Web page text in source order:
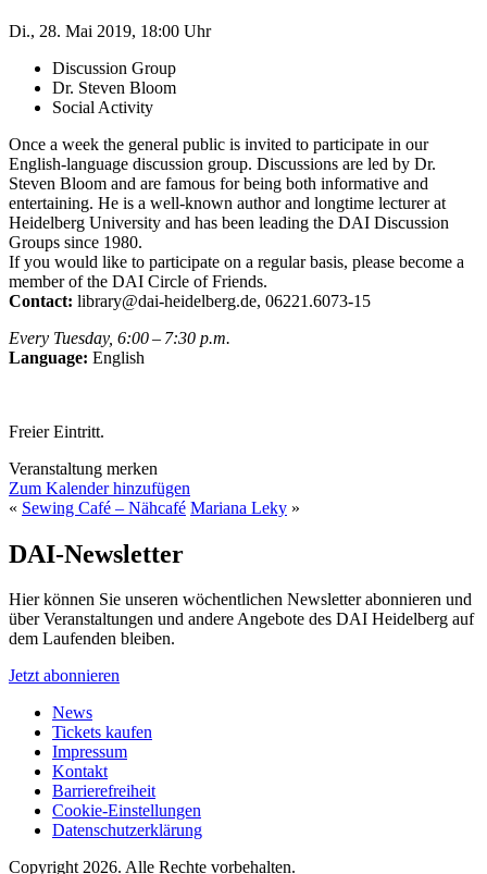
Di., 28. Mai 2019, 18:00 Uhr
Discussion Group
Dr. Steven Bloom
Social Activity
Once a week the general public is invited to participate in our
English-language discussion group. Discussions are led by Dr.
Steven Bloom and are famous for being both informative and
entertaining. He is a well-known author and longtime lecturer at
Heidelberg University and has been leading the DAI Discussion
Groups since 1980.
If you would like to participate on a regular basis, please become a
member of the DAI Circle of Friends.
Contact: library@dai-heidelberg.de, 06221.6073-15
Every Tuesday, 6:00 – 7:30 p.m.
Language: English
Freier Eintritt.
Veranstaltung merken
Zum Kalender hinzufügen
« Sewing Café – Nähcafé Mariana Leky »
DAI-Newsletter
Hier können Sie unseren wöchentlichen Newsletter abonnieren und
über Veranstaltungen und andere Angebote des DAI Heidelberg auf
dem Laufenden bleiben.
Jetzt abonnieren
News
Tickets kaufen
Impressum
Kontakt
Barrierefreiheit
Cookie-Einstellungen
Datenschutzerklärung
Copyright 2026. Alle Rechte vorbehalten.